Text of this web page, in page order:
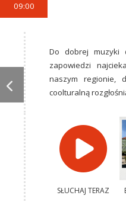
09:00
Do dobrej muzyki
zapowiedzi
naszym regionie,
coolturalną
SŁUCHAJ TERAZ